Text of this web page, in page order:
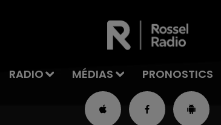
RADIO MÉDIAS PRONOSTICS